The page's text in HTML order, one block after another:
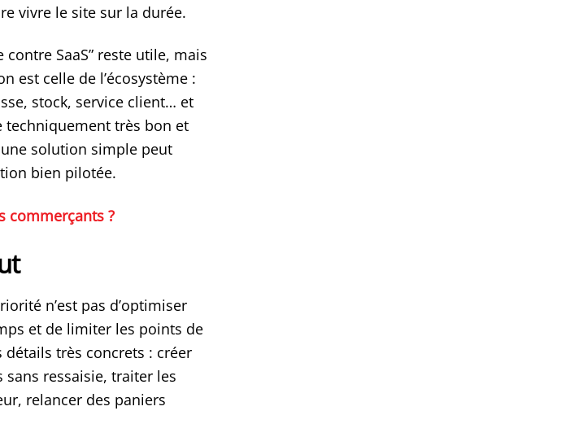
vivre le site sur la durée.
SaaS” reste utile, mais
est celle de l’écosystème :
stock, service client… et
techniquement très bon et
solution simple peut
bien pilotée.
commerçants ?
n’est pas d’optimiser
et de limiter les points de
très concrets : créer
ressaisie, traiter les
relancer des paniers